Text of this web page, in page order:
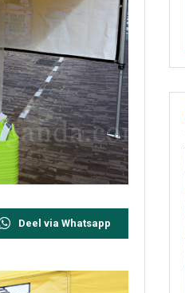
Deel via Whatsapp